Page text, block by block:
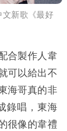
新歌《最好
合製作人韋
可以給出不
海哥真的非
錄唱，東海
很像的韋禮